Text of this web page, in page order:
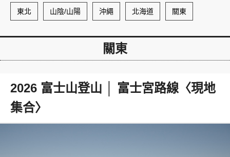
東北 山陰/山陽 沖繩 北海道 關東
關東
2026 富士山登山 │ 富士宮路線〈現地
集合〉